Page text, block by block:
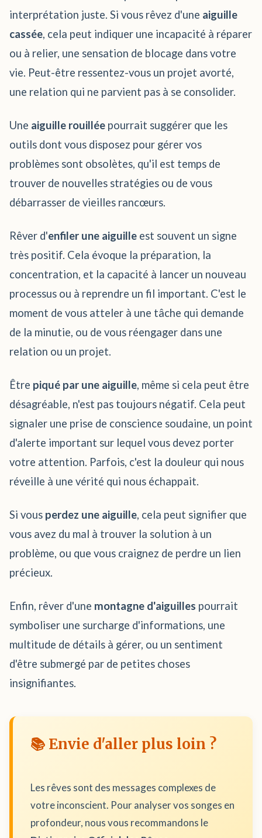
interprétation juste. Si vous rêvez d'une aiguille
cassée, cela peut indiquer une incapacité à réparer
ou à relier, une sensation de blocage dans votre
vie. Peut-être ressentez-vous un projet avorté,
une relation qui ne parvient pas à se consolider.
Une aiguille rouillée pourrait suggérer que les
outils dont vous disposez pour gérer vos
problèmes sont obsolètes, qu'il est temps de
trouver de nouvelles stratégies ou de vous
débarrasser de vieilles rancœurs.
Rêver d'enfiler une aiguille est souvent un signe
très positif. Cela évoque la préparation, la
concentration, et la capacité à lancer un nouveau
processus ou à reprendre un fil important. C'est le
moment de vous atteler à une tâche qui demande
de la minutie, ou de vous réengager dans une
relation ou un projet.
Être piqué par une aiguille, même si cela peut être
désagréable, n'est pas toujours négatif. Cela peut
signaler une prise de conscience soudaine, un point
d'alerte important sur lequel vous devez porter
votre attention. Parfois, c'est la douleur qui nous
réveille à une vérité qui nous échappait.
Si vous perdez une aiguille, cela peut signifier que
vous avez du mal à trouver la solution à un
problème, ou que vous craignez de perdre un lien
précieux.
Enfin, rêver d'une montagne d'aiguilles pourrait
symboliser une surcharge d'informations, une
multitude de détails à gérer, ou un sentiment
d'être submergé par de petites choses
insignifiantes.
📚 Envie d'aller plus loin ?
Les rêves sont des messages complexes de
votre inconscient. Pour analyser vos songes en
profondeur, nous vous recommandons le